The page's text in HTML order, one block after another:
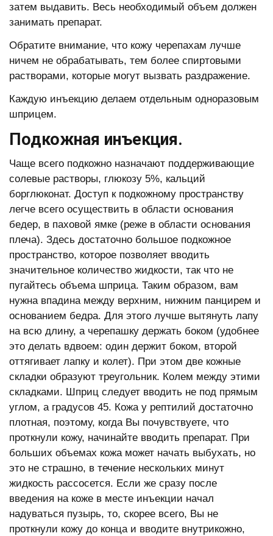
затем выдавить. Весь необходимый объем должен
занимать препарат.
Обратите внимание, что кожу черепахам лучше
ничем не обрабатывать, тем более спиртовыми
растворами, которые могут вызвать раздражение.
Каждую инъекцию делаем отдельным одноразовым
шприцем.
Подкожная инъекция.
Чаще всего подкожно назначают поддерживающие
солевые растворы, глюкозу 5%, кальций
борглюконат. Доступ к подкожному пространству
легче всего осуществить в области основания
бедер, в паховой ямке (реже в области основания
плеча). Здесь достаточно большое подкожное
пространство, которое позволяет вводить
значительное количество жидкости, так что не
пугайтесь объема шприца. Таким образом, вам
нужна впадина между верхним, нижним панцирем и
основанием бедра. Для этого лучше вытянуть лапу
на всю длину, а черепашку держать боком (удобнее
это делать вдвоем: один держит боком, второй
оттягивает лапку и колет). При этом две кожные
складки образуют треугольник. Колем между этими
складками. Шприц следует вводить не под прямым
углом, а градусов 45. Кожа у рептилий достаточно
плотная, поэтому, когда Вы почувствуете, что
проткнули кожу, начинайте вводить препарат. При
больших объемах кожа может начать выбухать, но
это не страшно, в течение нескольких минут
жидкость рассосется. Если же сразу после
введения на коже в месте инъекции начал
надуваться пузырь, то, скорее всего, Вы не
проткнули кожу до конца и вводите внутрикожно,